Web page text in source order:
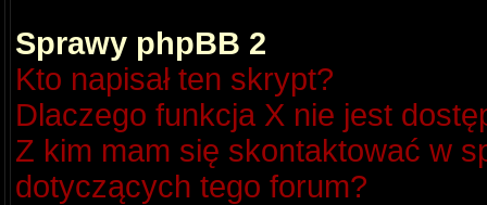
Sprawy phpBB 2
Kto napisał ten skrypt?
Dlaczego funkcja X nie jest
Z kim mam się skontaktować w
dotyczących tego forum?